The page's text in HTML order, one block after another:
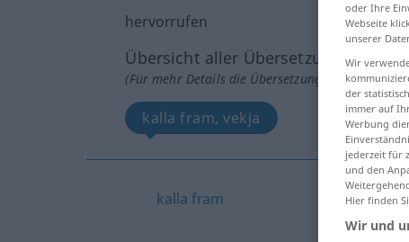
hervorrufen
Übersicht aller Übersetzungen
(Für mehr Details die Übersetzung anklicken/
kalla fram, vekja
kalla fram
oder Ihre
Webseite
unserer
Wir
der
immer auf
Werbung
jederzeit für
und den
Hier finden
Wir und